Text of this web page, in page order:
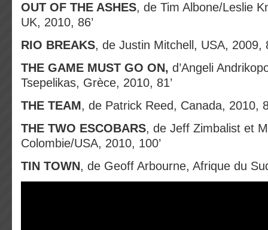
OUT OF THE ASHES, de Tim Albone/Leslie
UK, 2010, 86’
RIO BREAKS, de Justin Mitchell, USA, 2009,
THE GAME MUST GO ON, d’Angeli
Tsepelikas, Grèce, 2010, 81’
THE TEAM, de Patrick Reed, Canada, 2010,
THE TWO ESCOBARS, de Jeff Zimbalist et
Colombie/USA, 2010, 100’
TIN TOWN, de Geoff Arbourne, Afrique du